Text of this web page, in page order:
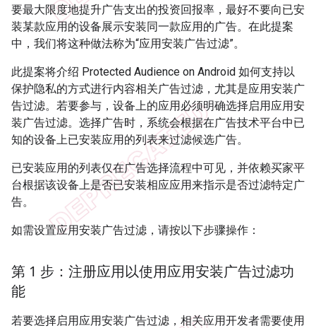
要最大限度地提升广告支出的投资回报率，最好不要向已安
装某款应用的设备展示安装同一款应用的广告。在此提案
中，我们将这种做法称为“应用安装广告过滤”。
此提案将介绍 Protected Audience on Android 如何支持以
保护隐私的方式进行内容相关广告过滤，尤其是应用安装广
告过滤。若要参与，设备上的应用必须明确选择启用应用安
装广告过滤。选择广告时，系统会根据在广告技术平台中已
知的设备上已安装应用的列表来过滤候选广告。
已安装应用的列表仅在广告选择流程中可见，并依赖买家平
台根据该设备上是否已安装相应应用来指示是否过滤特定广
告。
如需设置应用安装广告过滤，请按以下步骤操作：
第 1 步：注册应用以使用应用安装广告过滤功
能
若要选择启用应用安装广告过滤，相关应用开发者需要使用